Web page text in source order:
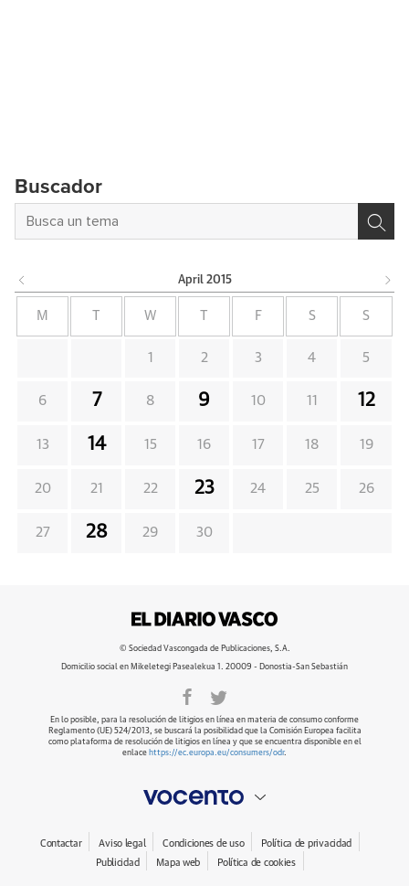
Buscador
April 2015
M W F S S
1 2 3 4 5
6 7 8 9 10 11 12
13 14 15 16 17 18 19
20 21 22 23 24 25 26
27 28 29 30
© Sociedad Vascongada de Publicaciones, S.A.
Domicilio social en Mikeletegi Pasealekua 1. 20009 - Donostia-San Sebastián
En lo posible, para la resolución de litigios en línea en materia de consumo conforme
Reglamento (UE) 524/2013, se buscará la posibilidad que la Comisión Europea facilita
como plataforma de resolución de litigios en línea y que se encuentra disponible en el
enlace https://ec.europa.eu/consumers/odr.
Contactar Aviso legal Condiciones de uso
Política de privacidad
Publicidad
Mapa web Política de cookies